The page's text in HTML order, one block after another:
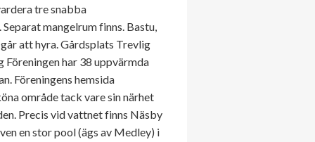
tre snabba
mangelrum finns. Bastu,
att hyra. Gårdsplats Trevlig
har 38 uppvärmda
Föreningens hemsida
område tack vare sin närhet
Precis vid vattnet finns Näsby
en stor pool (ägs av Medley) i